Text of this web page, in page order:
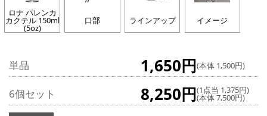
ロナ パレンカ
カクテル 150ml
(5oz)
口部 ラインアップ イメージ
単品 1,650円(本体 1,500円)
6個セット 8,250円(1点当 1,375円)
(本体 7,500円)